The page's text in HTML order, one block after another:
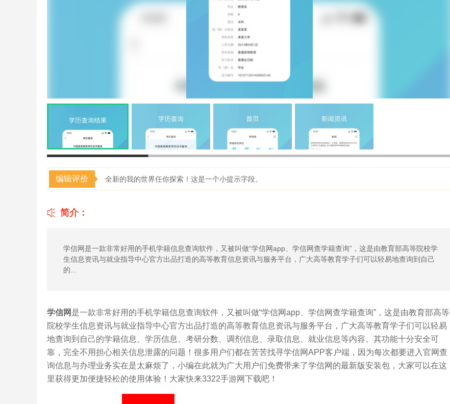
编辑评价 全新的我的世界任你探索！这是一个小提示字段。
简介：
学信网是一款非常好用的手机学籍信息查询软件，又被叫做“学信网app、学信网查学籍查询”，这是由教育部高等院校学
生信息资讯与就业指导中心官方出品打造的高等教育信息资讯与服务平台，广大高等教育学子们可以轻易地查询到自己
的...
学信网 是一款非常好用的手机学籍信息查询软件，又被叫做“学信网app、学信网查学籍查询”，这是由教育部高等
院校学生信息资讯与就业指导中心官方出品打造的高等教育信息资讯与服务平台，广大高等教育学子们可以轻易
地查询到自己的学籍信息、学历信息、考研分数、调剂信息、录取信息、就业信息等内容。其功能十分安全可
靠，完全不用担心相关信息泄露的问题！很多用户们都在苦苦找寻学信网APP客户端，因为每次都要进入官网查
询信息与办理业务实在是太麻烦了，小编在此就为广大用户们免费带来了学信网的最新版安装包，大家可以在这
里获得更加便捷轻松的使用体验！大家快来3322手游网下载吧！